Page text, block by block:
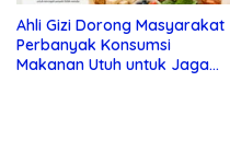
Ahli Gizi Dorong Masyarakat
Perbanyak Konsumsi
Makanan Utuh untuk Jaga